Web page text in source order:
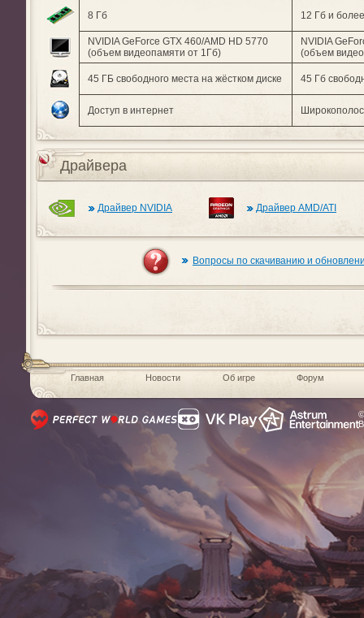
8 Гб 12 Гб и более
NVIDIA GeForce GTX 460/AMD HD 5770
(объем видеопамяти от 1Гб)
NVIDIA
(объем
45 ГБ свободного места на жёстком диске 45 Гб
Доступ в интернет
Драйвера
Драйвер NVIDIA Драйвер AMD/ATI
Вопросы по скачиванию и
Главная Новости Об игре Форум